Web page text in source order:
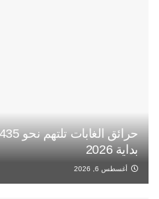
بداية 2026
أغسطس 6, 2026